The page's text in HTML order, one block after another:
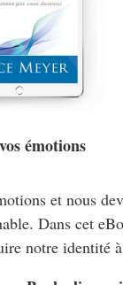
émotions
et nous
Dans cet
notre identité